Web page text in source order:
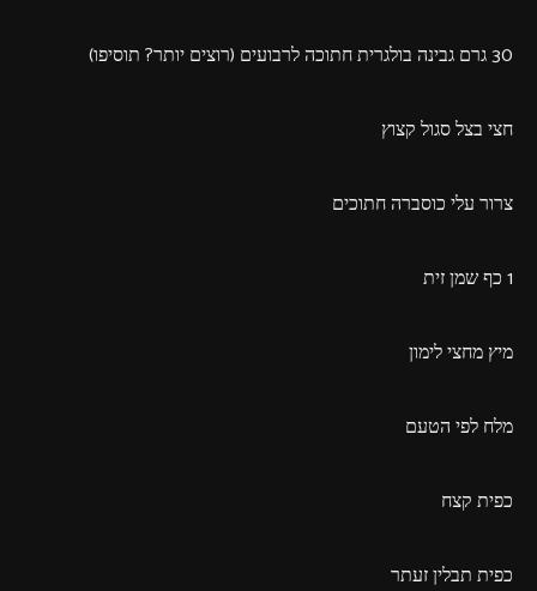
30 גרם גבינה בולגרית חתוכה לרבועים (רוצים יותר? תוסיפו)
חצי בצל סגול קצוץ
צרור עלי כוסברה חתוכים
1 כף שמן זית
מיץ מחצי לימון
מלח לפי הטעם
כפית קצח
כפית תבלין זעתר